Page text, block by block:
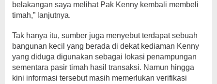
belakangan saya melihat Pak Kenny kembali membeli
timah,” lanjutnya.
Tak hanya itu, sumber juga menyebut terdapat sebuah
bangunan kecil yang berada di dekat kediaman Kenny
yang diduga digunakan sebagai lokasi penampungan
sementara pasir timah hasil transaksi. Namun hingga
kini informasi tersebut masih memerlukan verifikasi